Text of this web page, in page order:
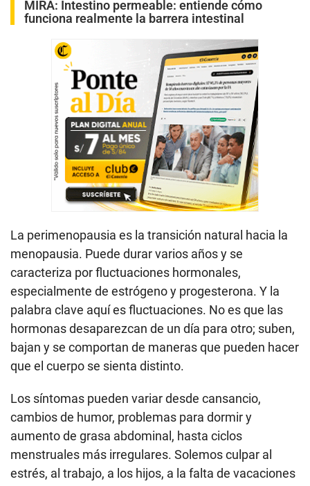
MIRA: Intestino permeable: entiende cómo
funciona realmente la barrera intestinal
La perimenopausia es la transición natural hacia la
menopausia. Puede durar varios años y se
caracteriza por fluctuaciones hormonales,
especialmente de estrógeno y progesterona. Y la
palabra clave aquí es fluctuaciones. No es que las
hormonas desaparezcan de un día para otro; suben,
bajan y se comportan de maneras que pueden hacer
que el cuerpo se sienta distinto.
Los síntomas pueden variar desde cansancio,
cambios de humor, problemas para dormir y
aumento de grasa abdominal, hasta ciclos
menstruales más irregulares. Solemos culpar al
estrés, al trabajo, a los hijos, a la falta de vacaciones